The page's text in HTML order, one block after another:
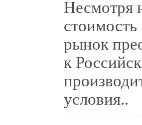
Несмотря
рынок
к
условия..